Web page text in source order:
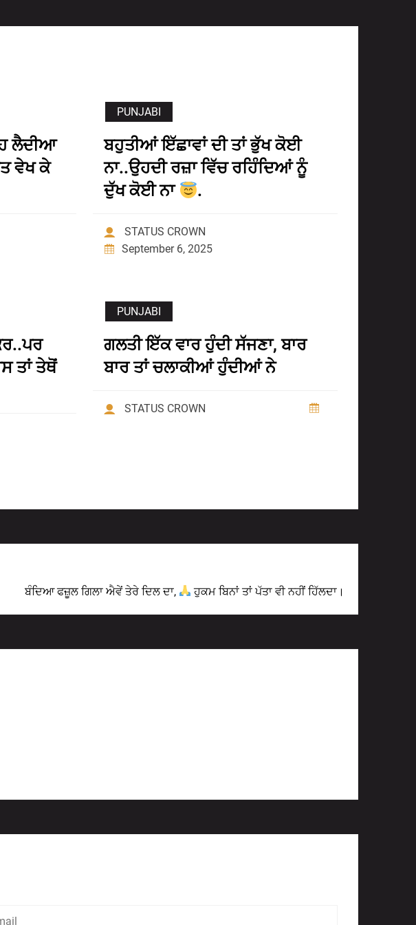
ਲੈਦੀਆ
ਵੇਖ ਕੇ
PUNJABI
ਬਹੁਤੀਆਂ ਇੱਛਾਵਾਂ ਦੀ ਤਾਂ ਭੁੱਖ ਕੋਈ
ਨਾ..ਉਹਦੀ ਰਜ਼ਾ ਵਿੱਚ ਰਹਿੰਦਿਆਂ ਨੂੰ
ਦੁੱਖ ਕੋਈ ਨਾ
.
STATUS CROWN
September 6, 2025
ਤਾਂ ਤੇਥੋਂ
PUNJABI
ਗਲਤੀ ਇੱਕ ਵਾਰ ਹੁੰਦੀ ਸੱਜਣਾ, ਬਾਰ
ਬਾਰ ਤਾਂ ਚਲਾਕੀਆਂ ਹੁੰਦੀਆਂ ਨੇ
STATUS CROWN
ਬੰਦਿਆ ਫਜ਼ੂਲ ਗਿਲਾ ਐਵੇਂ ਤੇਰੇ ਦਿਲ ਦਾ, ਹੁਕਮ ਬਿਨਾਂ ਤਾਂ ਪੱਤਾ ਵੀ ਨਹੀਂ ਹਿੱਲਦਾ।